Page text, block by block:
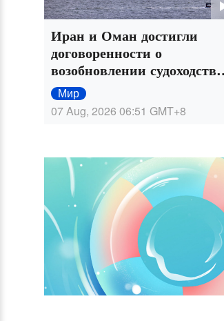
Иран и Оман достигли
договоренности о
возобновлении судоходства
через Ормузский пролив на
60 дней
07 Aug, 2026 06:51 GMT+8
Мир